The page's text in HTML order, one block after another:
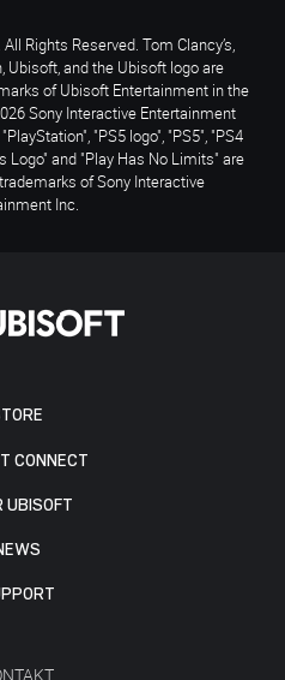
CONNECT
UBISOFT
Rights Reserved. Tom Clancy’s,
Ubisoft, and the Ubisoft logo are
of Ubisoft Entertainment in the
Sony Interactive Entertainment
"PS5 logo", "PS5", "PS4
Logo" and "Play Has No Limits" are
of Sony Interactive
Inc.